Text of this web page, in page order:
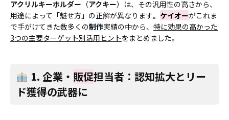
アクリルキーホルダー （アクキー）は、その汎用性の高さから、
用途によって「魅せ方」の正解が異なります。 ケイオーがこれま
で手がけてきた数多くの制作実績の中から、 特に効果の高かった
3つの主要ターゲット別活用ヒントをまとめました。
1. 企業・ 販促担当者：認知拡大とリー
ド獲得の武器に